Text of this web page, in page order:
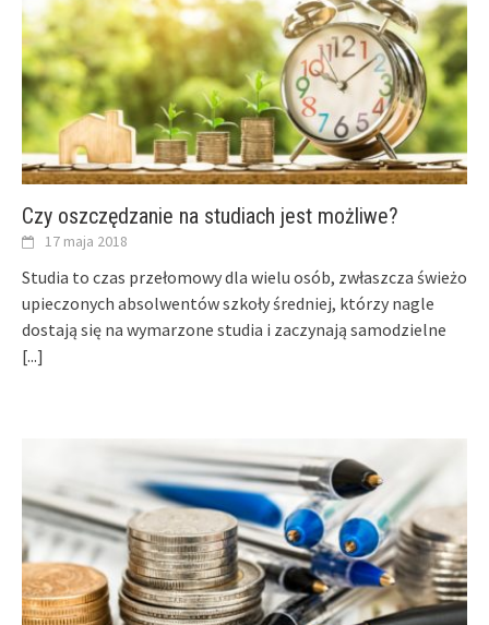
Czy oszczędzanie na studiach jest możliwe?
17 maja 2018
Studia to czas przełomowy dla wielu osób, zwłaszcza świeżo
upieczonych absolwentów szkoły średniej, którzy nagle
dostają się na wymarzone studia i zaczynają samodzielne
[...]